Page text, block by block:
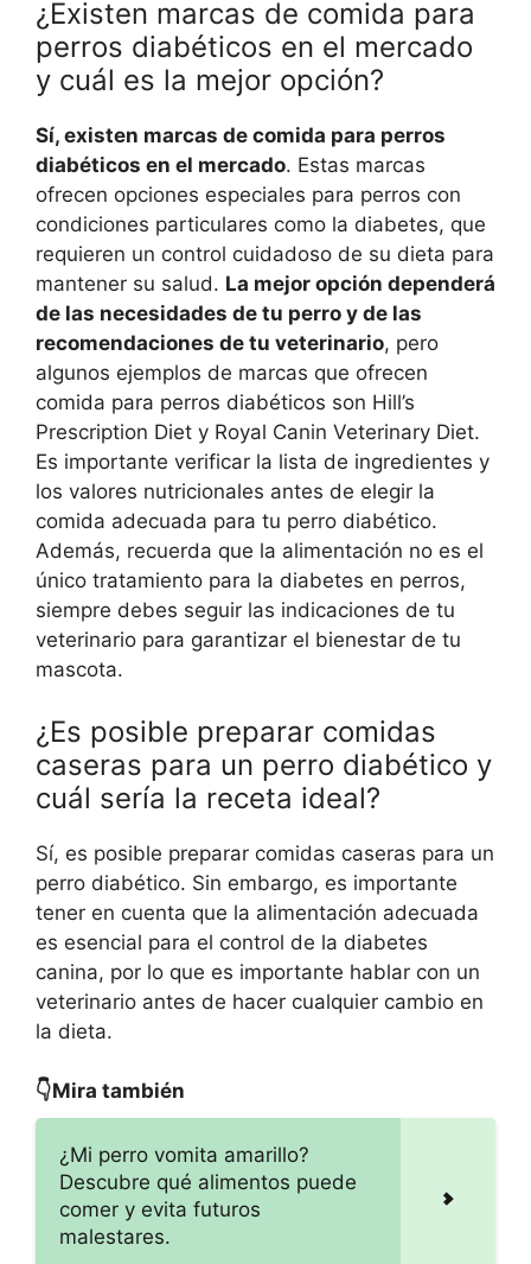
¿Existen marcas de comida para
perros diabéticos en el mercado
y cuál es la mejor opción?
Sí, existen marcas de comida para perros
diabéticos en el mercado. Estas marcas
ofrecen opciones especiales para perros con
condiciones particulares como la diabetes, que
requieren un control cuidadoso de su dieta para
mantener su salud. La mejor opción dependerá
de las necesidades de tu perro y de las
recomendaciones de tu veterinario, pero
algunos ejemplos de marcas que ofrecen
comida para perros diabéticos son Hill’s
Prescription Diet y Royal Canin Veterinary Diet.
Es importante verificar la lista de ingredientes y
los valores nutricionales antes de elegir la
comida adecuada para tu perro diabético.
Además, recuerda que la alimentación no es el
único tratamiento para la diabetes en perros,
siempre debes seguir las indicaciones de tu
veterinario para garantizar el bienestar de tu
mascota.
¿Es posible preparar comidas
caseras para un perro diabético y
cuál sería la receta ideal?
Sí, es posible preparar comidas caseras para un
perro diabético. Sin embargo, es importante
tener en cuenta que la alimentación adecuada
es esencial para el control de la diabetes
canina, por lo que es importante hablar con un
veterinario antes de hacer cualquier cambio en
la dieta.
👇Mira también
¿Mi perro vomita amarillo?
Descubre qué alimentos puede
comer y evita futuros
malestares.